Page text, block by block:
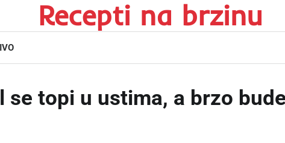
Recepti na brzinu
se topi u ustima, a brzo